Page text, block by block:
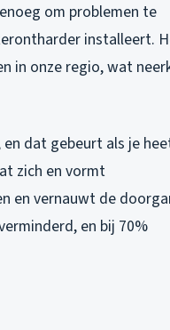
om problemen te
installeert.
in onze regio, wat
en dat gebeurt als je
zich en vormt
en vernauwt de
en bij 70%